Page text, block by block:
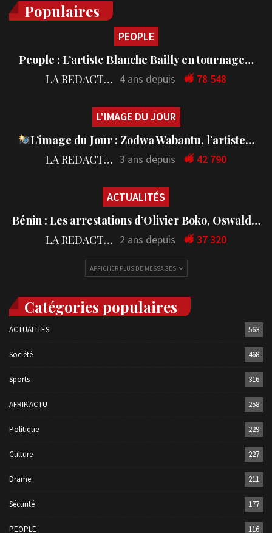
Populaires
PEOPLE
People : L’artiste Blanche Bailly en tournage…
LA REDACTION 4 ans depuis 78 548
L'IMAGE DU JOUR
L’image du Jour : Zodwa Wabantu, l’artiste…
LA REDACTION 3 ans depuis 42 790
ACTUALITÉS
Bénin : Les arrestations d’Olivier Boko, Oswald…
LA REDACTION 2 ans depuis 37 320
AFFICHER PLUS DE MESSAGES
Catégories populaires
ACTUALITÉS 563
Société 468
Sports 316
AFRIK'ACTU 258
Politique 229
Culture 227
Drame 211
Sécurité 177
PEOPLE 116